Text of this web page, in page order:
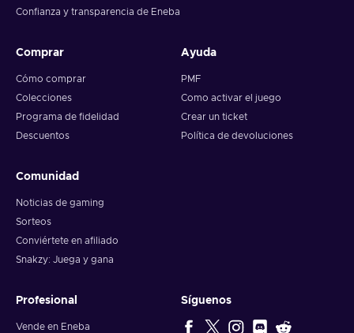
Confianza y transparencia de Eneba
Comprar
Cómo comprar
Colecciones
Programa de fidelidad
Descuentos
Ayuda
PMF
Como activar el juego
Crear un ticket
Política de devoluciones
Comunidad
Noticias de gaming
Sorteos
Conviértete en afiliado
Snakzy: Juega y gana
Profesional
Vende en Eneba
Síguenos